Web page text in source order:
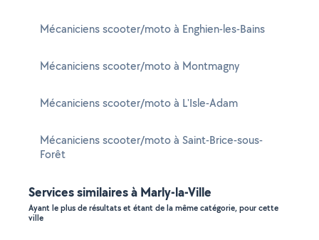
Mécaniciens scooter/moto à Enghien-les-Bains
Mécaniciens scooter/moto à Montmagny
Mécaniciens scooter/moto à L'Isle-Adam
Mécaniciens scooter/moto à Saint-Brice-sous-
Forêt
Services similaires à Marly-la-Ville
Ayant le plus de résultats et étant de la même catégorie, pour cette
ville